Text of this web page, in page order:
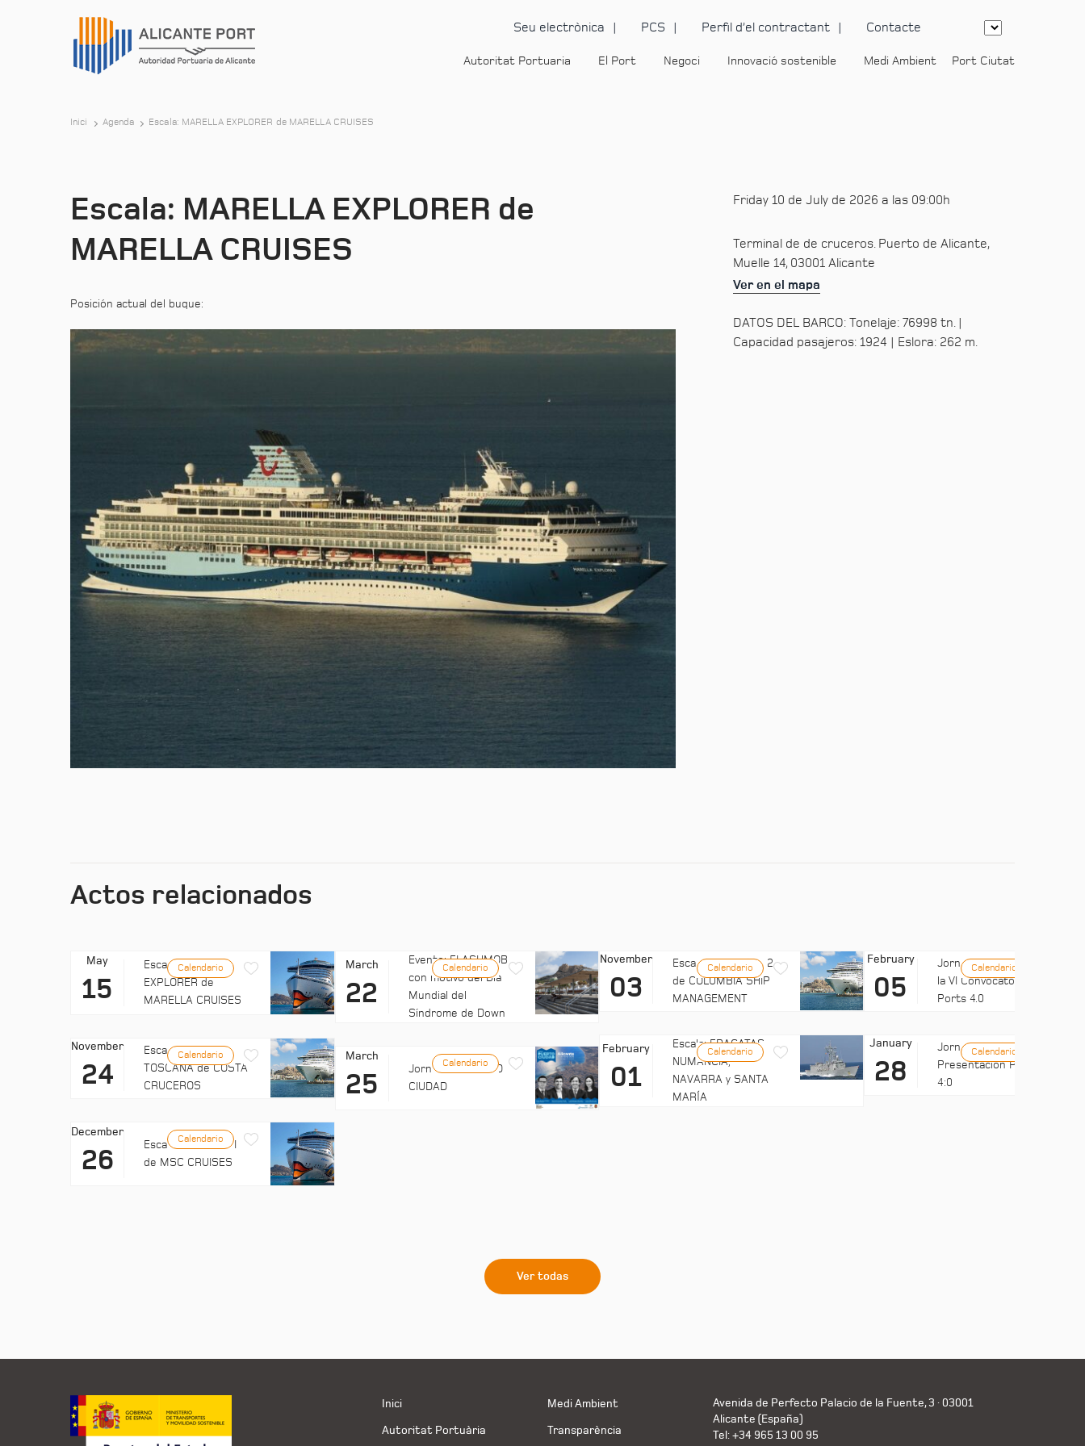
Seu electrònica PCS Perfil d’el contractant Contacte
Autoritat Portuaria El Port Negoci Innovació sostenible Medi Ambient Port Ciutat
Inici Agenda Escala: MARELLA EXPLORER de MARELLA CRUISES
Escala: MARELLA EXPLORER de
MARELLA CRUISES
Posición actual del buque:
Friday 10 de July de 2026 a las 09:00h
Terminal de de cruceros. Puerto de Alicante,
Muelle 14, 03001 Alicante
Ver en el mapa
DATOS DEL BARCO: Tonelaje: 76998 tn. |
Capacidad pasajeros: 1924 | Eslora: 262 m.
Actos relacionados
May
15
Escala: MARELLA
EXPLORER de
MARELLA CRUISES
Calendario
November
24
Escala: COSTA
TOSCANA de COSTA
CRUCEROS
Calendario
December
26
Escala: EXPLORA II
de MSC CRUISES
Calendario
March
22
Evento: FLASHMOB
con motivo del Día
Mundial del
Síndrome de Down
Calendario
March
25
Jornadas: PUERTO
CIUDAD
Calendario
November
03
Escala: CLUB MED 2
de COLUMBIA SHIP
MANAGEMENT
Calendario
February
01
Escala: FRAGATAS
NUMANCIA,
NAVARRA y SANTA
MARÍA
Calendario
February
05
Jornada: Difusión de
la VI Convocatoria de
Ports 4.0
Calendario
January
28
Jornadas UMH:
Presentación Ports
4:0
Calendario
Ver todas
Inici
Autoritat Portuària
Medi Ambient
Transparència
Avenida de Perfecto Palacio de la Fuente, 3 · 03001
Alicante (España)
Tel: +34 965 13 00 95